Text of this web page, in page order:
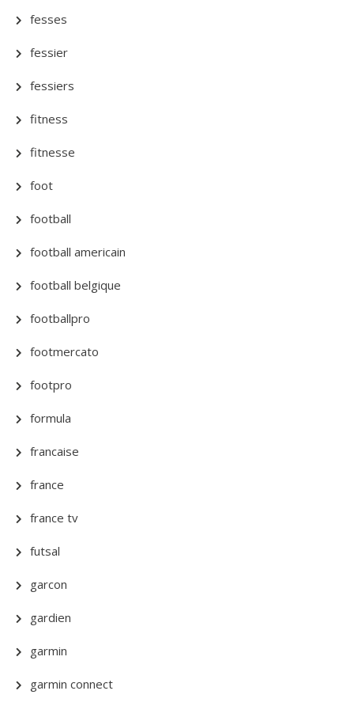
fesses
fessier
fessiers
fitness
fitnesse
foot
football
football americain
football belgique
footballpro
footmercato
footpro
formula
francaise
france
france tv
futsal
garcon
gardien
garmin
garmin connect